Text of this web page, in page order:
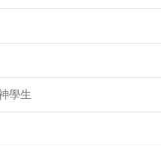
學生